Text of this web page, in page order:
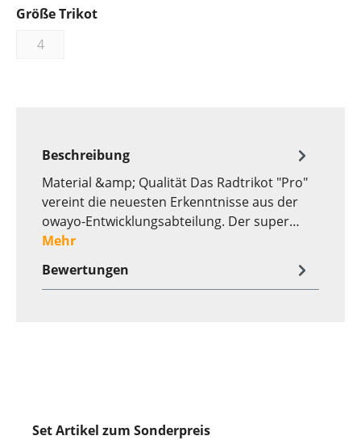
Größe Trikot
4
Beschreibung
Material &amp; Qualität Das Radtrikot "Pro"
vereint die neuesten Erkenntnisse aus der
owayo-Entwicklungsabteilung. Der super…
Mehr
Bewertungen
Set Artikel zum Sonderpreis